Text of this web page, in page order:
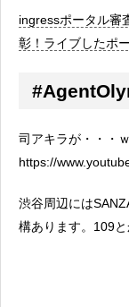
ingressポータル審
彰！ライブしたポ
司アキラが・・・
https://
渋谷周辺には
構あります。109と